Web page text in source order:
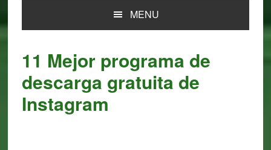
MENU
11 Mejor programa de
descarga gratuita de
Instagram